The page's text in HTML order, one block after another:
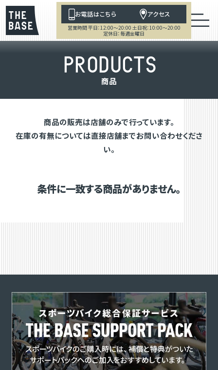
お電話はこちら アクセス
営業時間 平日：12:00～20:00 土日祝：10:00～20:00
定休日：毎週金曜日
PRODUCTS
商品
商品の販売は店舗のみで行っています。
在庫の有無については直接店舗までお問い合わせくださ
い。
条件に一致する商品がありません。